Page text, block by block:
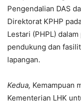
Pengendalian DAS
Direktorat KPHP
Lestari (PHPL)
pendukung dan
lapangan.
Kedua, Kemampuan
Kementerian LHK